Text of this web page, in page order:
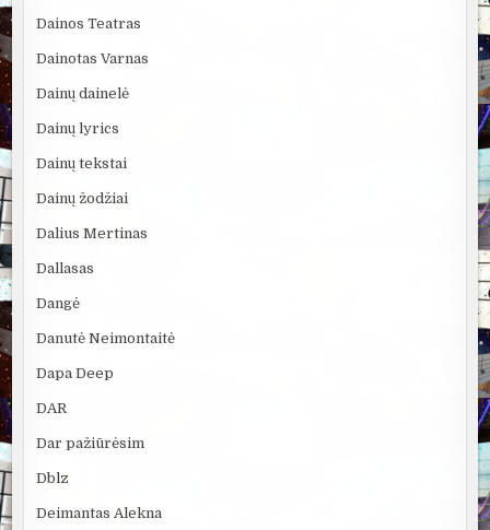
Dainos Teatras
Dainotas Varnas
Dainų dainelė
Dainų lyrics
Dainų tekstai
Dainų žodžiai
Dalius Mertinas
Dallasas
Dangė
Danutė Neimontaitė
Dapa Deep
DAR
Dar pažiūrėsim
Dblz
Deimantas Alekna